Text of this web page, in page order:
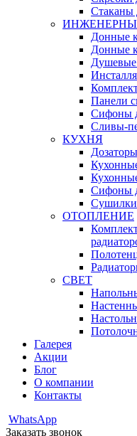
Стаканы
Донные
Донные
Панели
Сифоны
Сливы-
КУХНЯ
Сифоны
Сушилки
ОТОПЛЕНИЕ
СВЕТ
Галерея
Акции
Блог
О компании
Контакты
WhatsApp
Заказать звонок